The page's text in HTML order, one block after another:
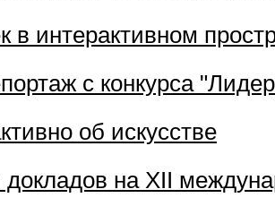
в интерактивном
с конкурса
об искусстве
докладов на XII